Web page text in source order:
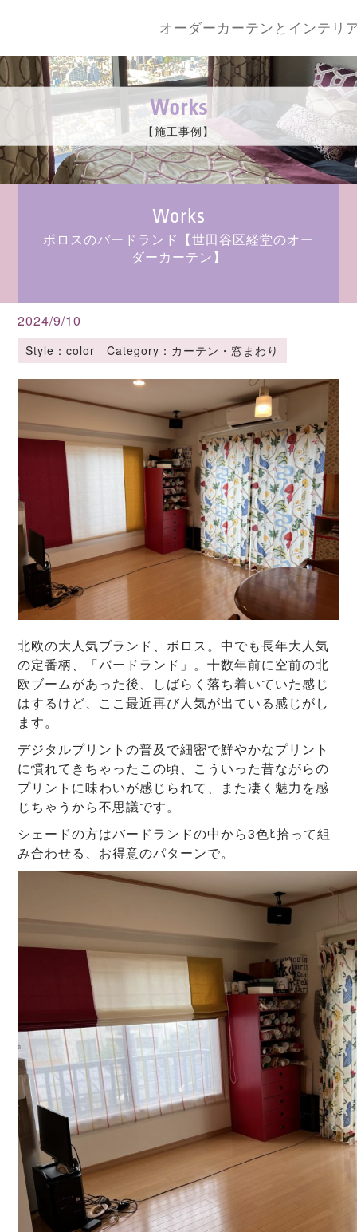
オーダーカーテンとインテリ
Works
【施工事例】
Works
ボロスのバードランド【世田谷区経堂のオー
ダーカーテン】
2024/9/10
Style：color Category：カーテン・窓まわり
北欧の大人気ブランド、ボロス。中でも長年大人気
の定番柄、「バードランド」。十数年前に空前の北
欧ブームがあった後、しばらく落ち着いていた感じ
はするけど、ここ最近再び人気が出ている感じがし
ます。
デジタルプリントの普及で細密で鮮やかなプリント
に慣れてきちゃったこの頃、こういった昔ながらの
プリントに味わいが感じられて、また凄く魅力を感
じちゃうから不思議です。
シェードの方はバードランドの中から3色ﾋ拾って組
み合わせる、お得意のパターンで。